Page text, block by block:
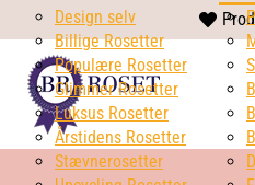
heart
solid
Design selv
Billige Rosetter
Populære Rosetter
Glimmer Rosetter
Luksus Rosetter
Årstidens Rosetter
Stævnerosetter